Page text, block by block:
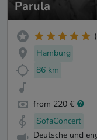
Parula
Hamburg
86 km
from 220 €
SofaConcert
Deutsche und